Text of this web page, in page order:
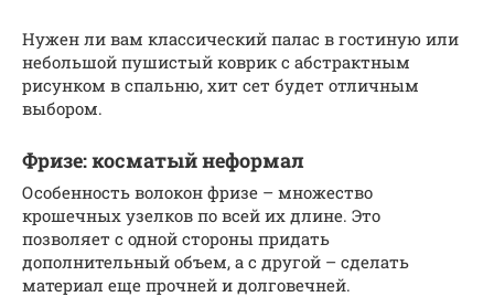
Нужен ли вам классический палас в гостиную или
небольшой пушистый коврик с абстрактным
рисунком в спальню, хит сет будет отличным
выбором.
Фризе: косматый неформал
Особенность волокон фризе – множество
крошечных узелков по всей их длине. Это
позволяет с одной стороны придать
дополнительный объем, а с другой – сделать
материал еще прочней и долговечней.